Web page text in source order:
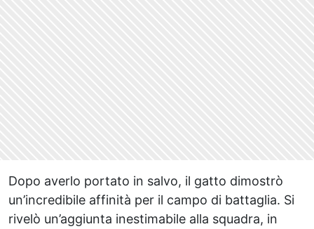
Dopo averlo portato in salvo, il gatto dimostrò
un’incredibile affinità per il campo di battaglia. Si
rivelò un’aggiunta inestimabile alla squadra, in